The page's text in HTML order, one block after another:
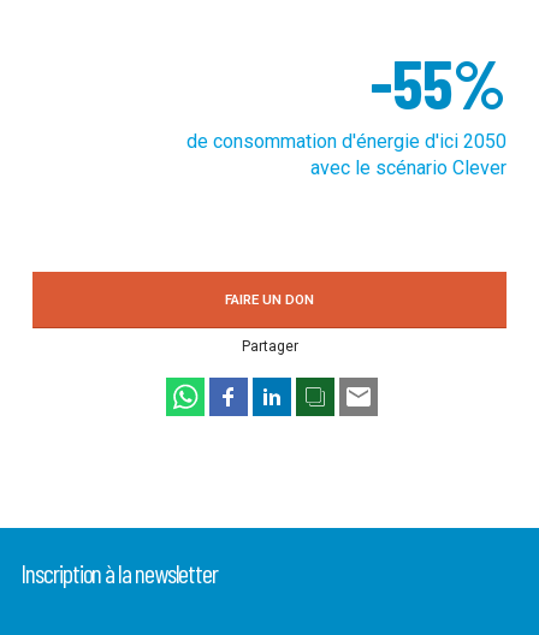
-55%
de consommation d'énergie d'ici 2050
avec le scénario Clever
FAIRE UN DON
Partager
Inscription à la newsletter